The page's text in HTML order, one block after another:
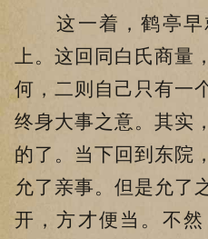
这一着，鹤亭早
上。这回同白氏商量
何，二则自己只有一
终身大事之意。其实
的了。当下回到东院
允了亲事。但是允了
开，方才便当。不